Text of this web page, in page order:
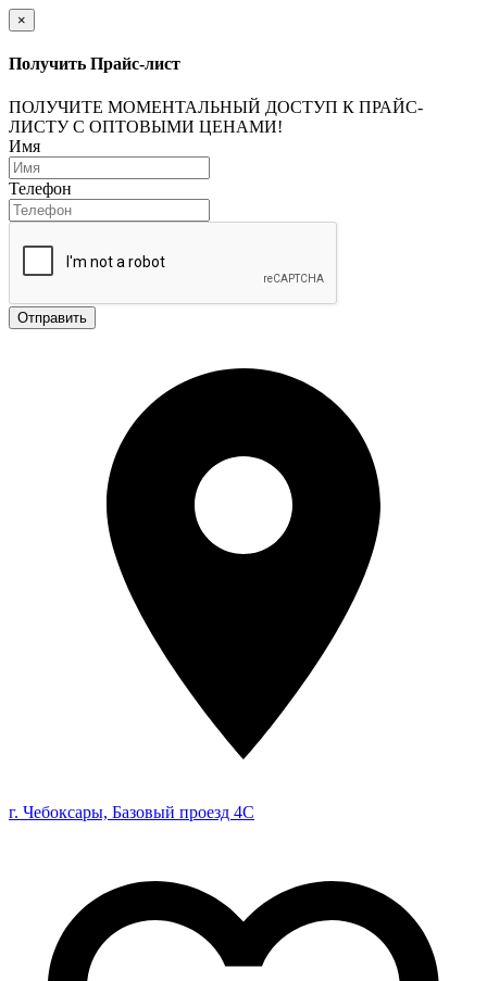
×
Получить Прайс-лист
ПОЛУЧИТЕ МОМЕНТАЛЬНЫЙ ДОСТУП К ПРАЙС-
ЛИСТУ С ОПТОВЫМИ ЦЕНАМИ!
Имя
Телефон
Отправить
г. Чебоксары, Базовый проезд 4С